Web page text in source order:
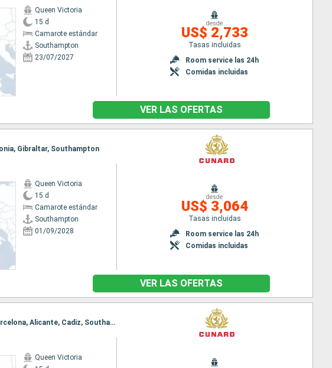
Queen Victoria
15 d
Camarote estándar
Southampton
23/07/2027
desde
US$ 2,733
Tasas incluidas
Room service las 24h
Comidas incluidas
VER LAS OFERTAS
Gibraltar, Southampton
Queen Victoria
15 d
Camarote estándar
Southampton
01/09/2028
desde
US$ 3,064
Tasas incluidas
Room service las 24h
Comidas incluidas
VER LAS OFERTAS
Itinerario : Southampton, La Coruña, Gibraltar, Malaga, Palma de Mallorca, Barcelona, Alicante, Cadiz, Southampton
Queen Victoria